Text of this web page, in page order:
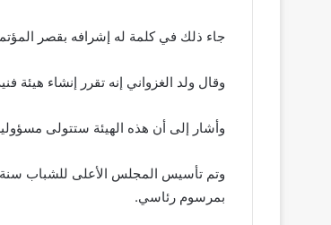
جاء ذلك في كلمة له إشرافه بقصر
وقال ولد الغزواني إنه تقرر إنشاء هيئة
وأشار إلى أن هذه الهيئة ستتولى
بمرسوم رئاسي.